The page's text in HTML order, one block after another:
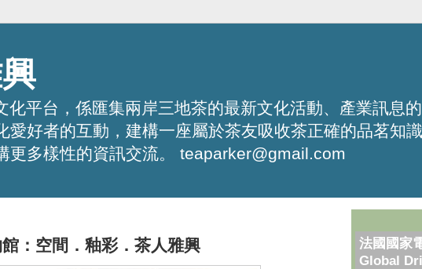
化平台，係匯集兩岸三地茶的最新文化活動、產業訊息
愛好者的互動，建構一座屬於茶友吸收茶正確的品茗知
更多樣性的資訊交流。 teaparker@gmail.com
：空間．釉彩．茶人雅興
法國國家
Global